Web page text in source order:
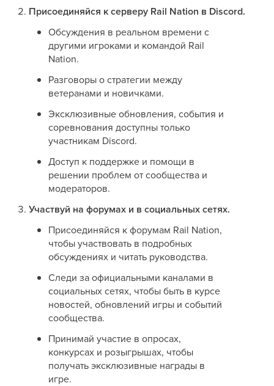
Присоединяйся к серверу Rail Nation в Discord.
Обсуждения в реальном времени с
другими игроками и командой Rail
Nation.
Разговоры о стратегии между
ветеранами и новичками.
Эксклюзивные обновления, события и
соревнования доступны только
участникам Discord.
Доступ к поддержке и помощи в
решении проблем от сообщества и
модераторов.
Участвуй на форумах и в социальных сетях.
Присоединяйся к форумам Rail Nation,
чтобы участвовать в подробных
обсуждениях и читать руководства.
Следи за официальными каналами в
социальных сетях, чтобы быть в курсе
новостей, обновлений игры и событий
сообщества.
Принимай участие в опросах,
конкурсах и розыгрышах, чтобы
получать эксклюзивные награды в
игре.